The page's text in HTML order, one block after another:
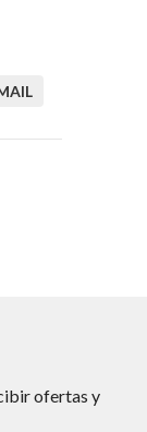
ofertas y